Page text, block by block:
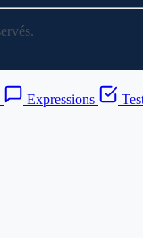
Expressions